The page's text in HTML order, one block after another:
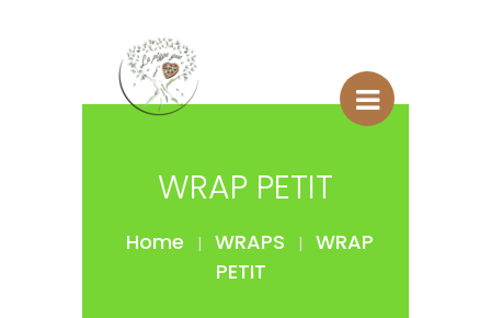
WRAP PETIT
Home | WRAPS |
WRAP
PETIT